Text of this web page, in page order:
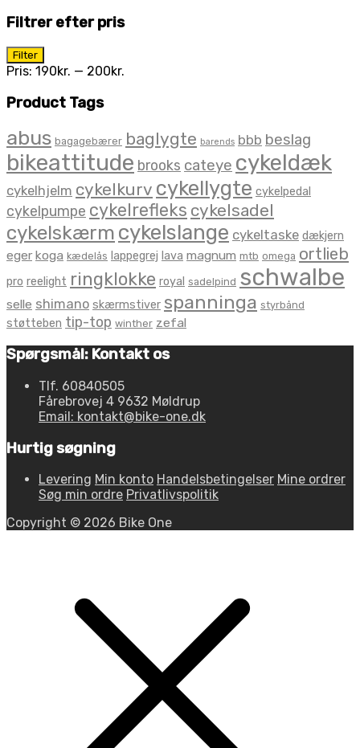
Filtrer efter pris
Mindste
pris
Højeste
pris
Filter
Pris: 190kr. — 200kr.
Product Tags
abus bagagebærer baglygte barends bbb beslag
bikeattitude brooks cateye cykeldæk
cykelhjelm cykelkurv cykellygte cykelpedal
cykelpumpe cykelrefleks cykelsadel
cykelskærm cykelslange cykeltaske dækjern
eger koga kædelås lappegrej lava magnum mtb omega ortlieb
pro reelight ringklokke royal sadelpind schwalbe
selle shimano skærmstiver spanninga styrbånd
støtteben tip-top winther zefal
Spørgsmål: Kontakt os
Tlf. 60840505
Fårebrovej 4 9632 Møldrup
Email: kontakt@bike-one.dk
Hurtig søgning
Levering Min konto Handelsbetingelser Mine ordrer
Søg min ordre Privatlivspolitik
Copyright © 2026 Bike One